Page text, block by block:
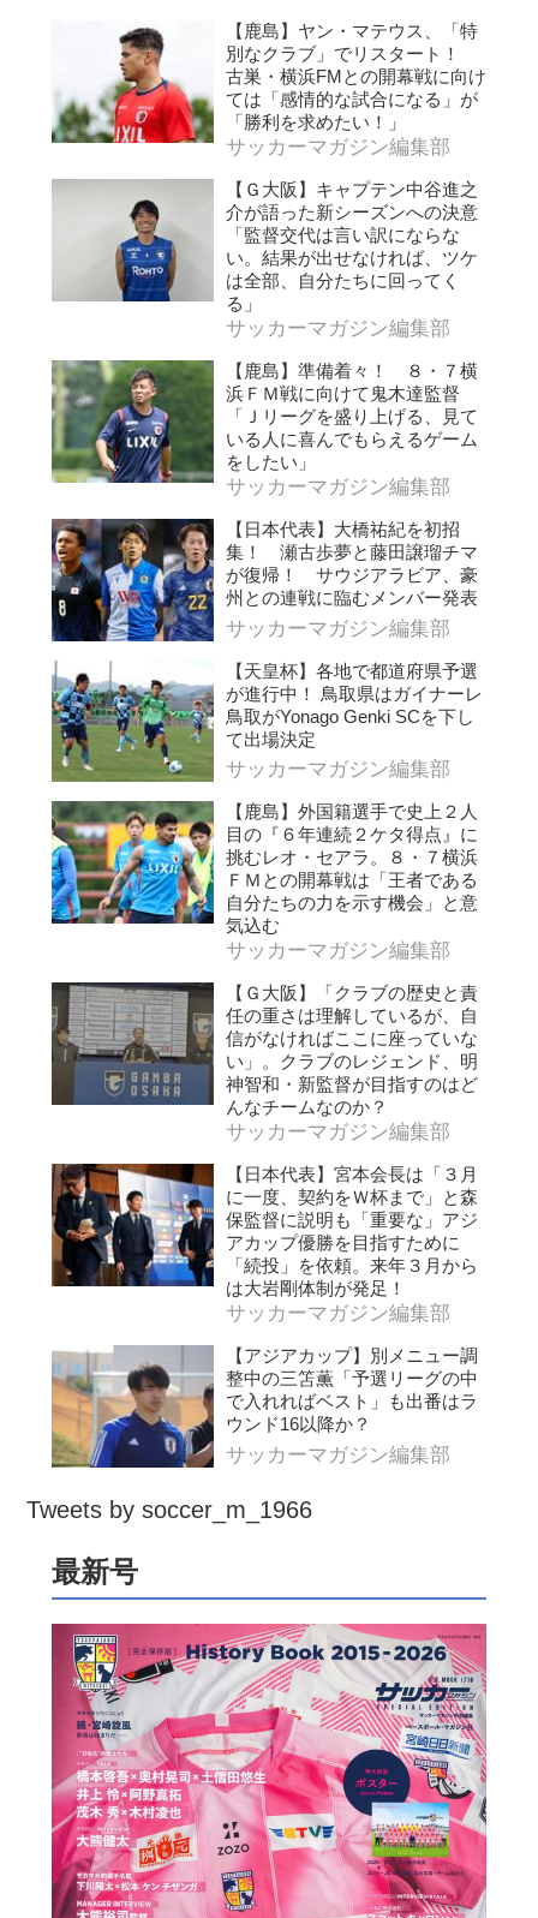
【鹿島】ヤン・マテウス、「特
別なクラブ」でリスタート！
古巣・横浜FMとの開幕戦に向け
ては「感情的な試合になる」が
「勝利を求めたい！」
サッカーマガジン編集部
【Ｇ大阪】キャプテン中谷進之
介が語った新シーズンへの決意
「監督交代は言い訳にならな
い。結果が出せなければ、ツケ
は全部、自分たちに回ってく
る」
サッカーマガジン編集部
【鹿島】準備着々！ ８・７横
浜ＦＭ戦に向けて鬼木達監督
「Ｊリーグを盛り上げる、見て
いる人に喜んでもらえるゲーム
をしたい」
サッカーマガジン編集部
【日本代表】大橋祐紀を初招
集！ 瀬古歩夢と藤田譲瑠チマ
が復帰！ サウジアラビア、豪
州との連戦に臨むメンバー発表
サッカーマガジン編集部
【天皇杯】各地で都道府県予選
が進行中！ 鳥取県はガイナーレ
鳥取がYonago Genki SCを下し
て出場決定
サッカーマガジン編集部
【鹿島】外国籍選手で史上２人
目の『６年連続２ケタ得点』に
挑むレオ・セアラ。８・７横浜
ＦＭとの開幕戦は「王者である
自分たちの力を示す機会」と意
気込む
サッカーマガジン編集部
【Ｇ大阪】「クラブの歴史と責
任の重さは理解しているが、自
信がなければここに座っていな
い」。クラブのレジェンド、明
神智和・新監督が目指すのはど
んなチームなのか？
サッカーマガジン編集部
【日本代表】宮本会長は「３月
に一度、契約をＷ杯まで」と森
保監督に説明も「重要な」アジ
アカップ優勝を目指すために
「続投」を依頼。来年３月から
は大岩剛体制が発足！
サッカーマガジン編集部
【アジアカップ】別メニュー調
整中の三笘薫「予選リーグの中
で入れればベスト」も出番はラ
ウンド16以降か？
サッカーマガジン編集部
Tweets by soccer_m_1966
最新号